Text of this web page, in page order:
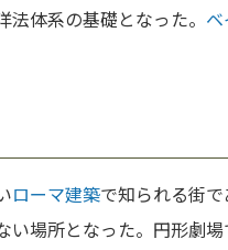
体系の基礎となった。
ローマ建築で知られる街で
い場所となった。円形劇場